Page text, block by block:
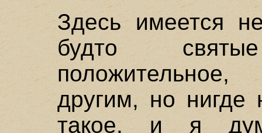
Здесь имеется
будто
другим, но нигде
такое, и я